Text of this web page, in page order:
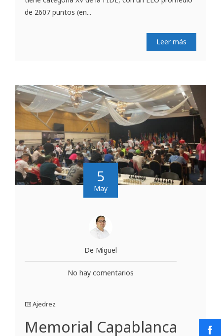
de 2607 puntos (en...
Leer más
5
May
De Miguel
No hay comentarios
Ajedrez
Memorial Capablanca